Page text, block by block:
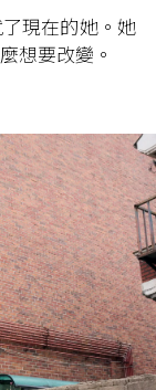
現在的她。她
想要改變。